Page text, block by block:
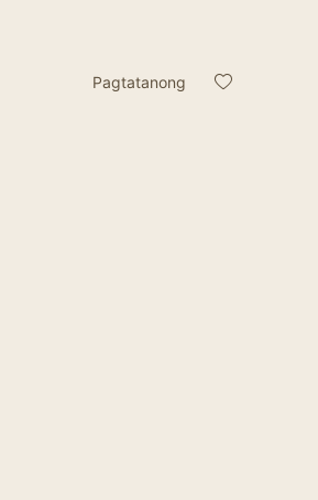
Pagtatanong